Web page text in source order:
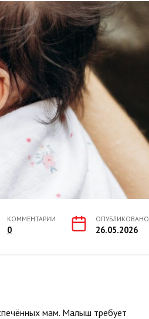
КОММЕНТАРИИ
0
ОПУБЛИКОВАНО
26.05.2026
мам. Малыш требует